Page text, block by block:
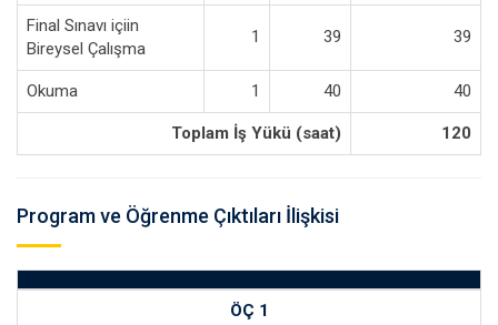
Final Sınavı içiin
Bireysel Çalışma
1 39 39
Okuma 1 40 40
Toplam İş Yükü (saat) 120
Program ve Öğrenme Çıktıları İlişkisi
ÖÇ 1